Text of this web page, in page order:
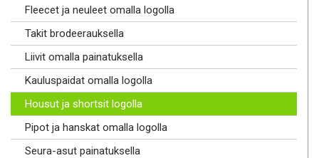
Fleecet ja neuleet omalla logolla
Takit brodeerauksella
Liivit omalla painatuksella
Kauluspaidat omalla logolla
Housut ja shortsit logolla
Pipot ja hanskat omalla logolla
Seura-asut painatuksella